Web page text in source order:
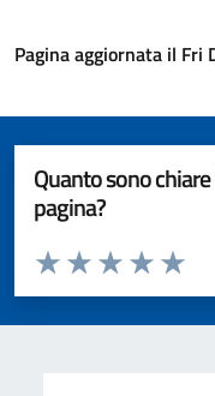
Pagina aggiornata il Fri
Quanto sono
pagina?
Valuta da 1 a 5 stelle la
Valuta 4
Valuta 3
Valuta 2 stelle su
Valuta 1 stelle su 5